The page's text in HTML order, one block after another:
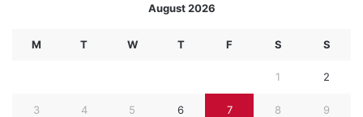
August 2026
M T W T F S S
1 2
3 4 5 6 7 8 9